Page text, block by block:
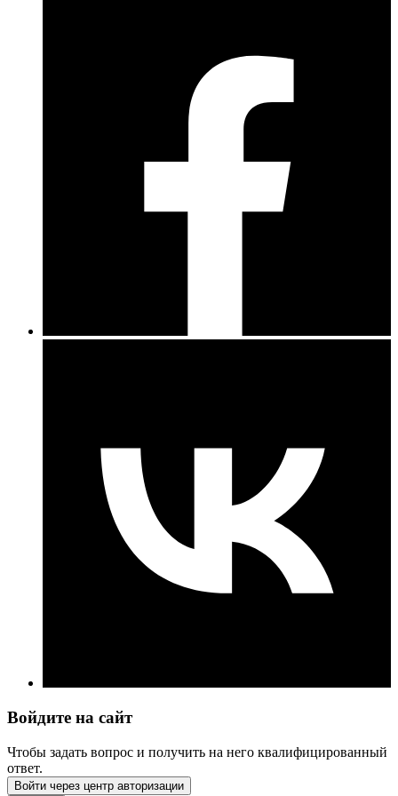
Войдите на сайт
Чтобы задать вопрос и получить на него квалифицированный
ответ.
Войти через центр авторизации